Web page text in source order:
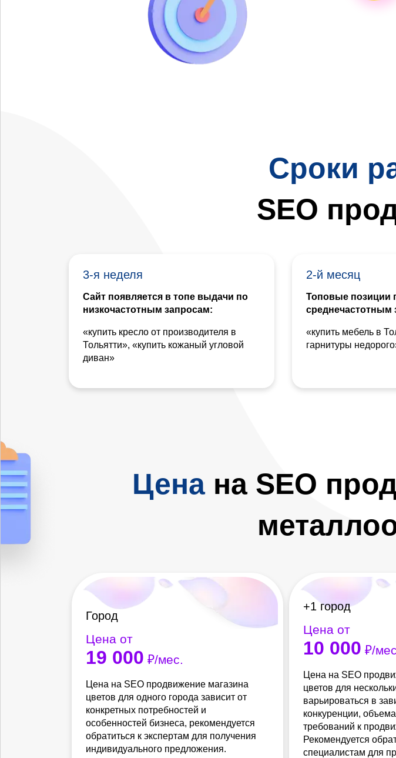
Сроки
SEO
3-я неделя
Сайт появляется в топе выдачи по
низкочастотным запросам:
«купить кресло от производителя в
Тольятти», «купить кожаный угловой
диван»
2-й месяц
Топовые позиции
среднечастотным
«купить мебель в
гарнитуры
Ценана SEO
Город
Цена от
19 000 ₽/мес.
Цена на SEO продвижение магазина
цветов для одного города зависит от
конкретных потребностей и
особенностей бизнеса, рекомендуется
обратиться к экспертам для получения
индивидуального предложения.
+1 город
Цена от
10 000 ₽/
Цена на SEO
цветов для
варьироваться в
конкуренции,
требований к
Рекомендуется
специалистам для